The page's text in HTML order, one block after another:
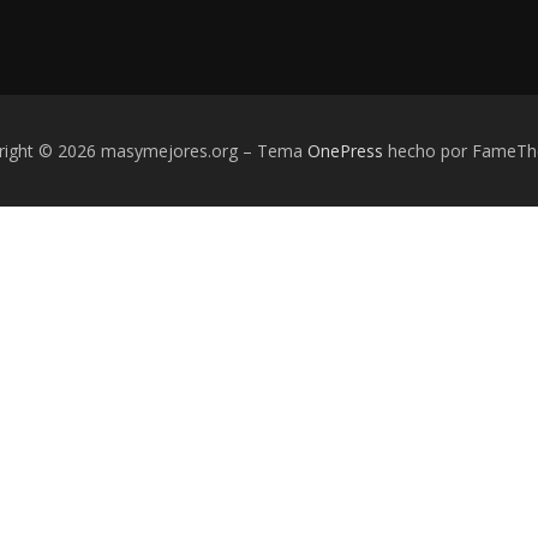
© 2026 masymejores.org – Tema OnePress hecho por